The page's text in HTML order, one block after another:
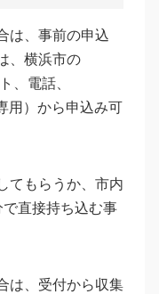
は、事前の申込
、横浜市の
、電話、
用）から申込み可
てもらうか、市内
直接持ち込む事
は、受付から収集